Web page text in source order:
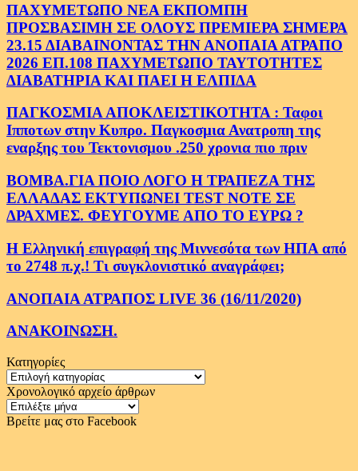
ΠΑΧΥΜΕΤΩΠΟ ΝΕΑ ΕΚΠΟΜΠΗ
ΠΡΟΣΒΑΣΙΜΗ ΣΕ ΟΛΟΥΣ ΠΡΕΜΙΕΡΑ ΣΗΜΕΡΑ
23.15 ΔΙΑΒΑΙΝΟΝΤΑΣ ΤΗΝ ΑΝΟΠΑΙΑ ΑΤΡΑΠΟ
2026 ΕΠ.108 ΠΑΧΥΜΕΤΩΠΟ ΤΑΥΤΟΤΗΤΕΣ
ΔΙΑΒΑΤΗΡΙΑ ΚΑΙ ΠΑΕΙ Η ΕΛΠΙΔΑ
ΠΑΓΚΟΣΜΙΑ ΑΠΟΚΛΕΙΣΤΙΚΟΤΗΤΑ : Ταφοι
Ιπποτων στην Κυπρο. Παγκοσμια Ανατροπη της
εναρξης του Τεκτονισμου .250 χρονια πιο πριν
ΒΟΜΒΑ.ΓΙΑ ΠΟΙΟ ΛΟΓΟ Η ΤΡΑΠΕΖΑ ΤΗΣ
ΕΛΛΑΔΑΣ ΕΚΤΥΠΩΝΕΙ TEST NOTE ΣΕ
ΔΡΑΧΜΕΣ. ΦΕΥΓΟΥΜΕ ΑΠΟ ΤΟ ΕΥΡΩ ?
Η Ελληνική επιγραφή της Μιννεσότα των ΗΠΑ από
το 2748 π.χ.! Τι συγκλονιστικό αναγράφει;
ΑΝΟΠΑΙΑ ΑΤΡΑΠΟΣ LIVE 36 (16/11/2020)
ΑΝΑΚΟΙΝΩΣΗ.
Κατηγορίες
Κατηγορίες
Χρονολογικό αρχείο άρθρων
Χρονολογικό
αρχείο
Βρείτε μας στο Facebook